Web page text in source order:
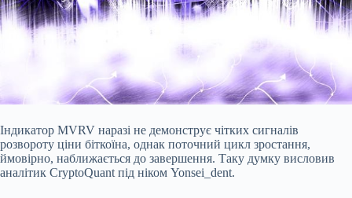
Індикатор MVRV наразі не демонструє чітких сигналів
розвороту ціни біткоїна, однак поточний цикл зростання,
ймовірно, наближається до завершення. Таку думку висловив
аналітик CryptoQuant під ніком Yonsei_dent.